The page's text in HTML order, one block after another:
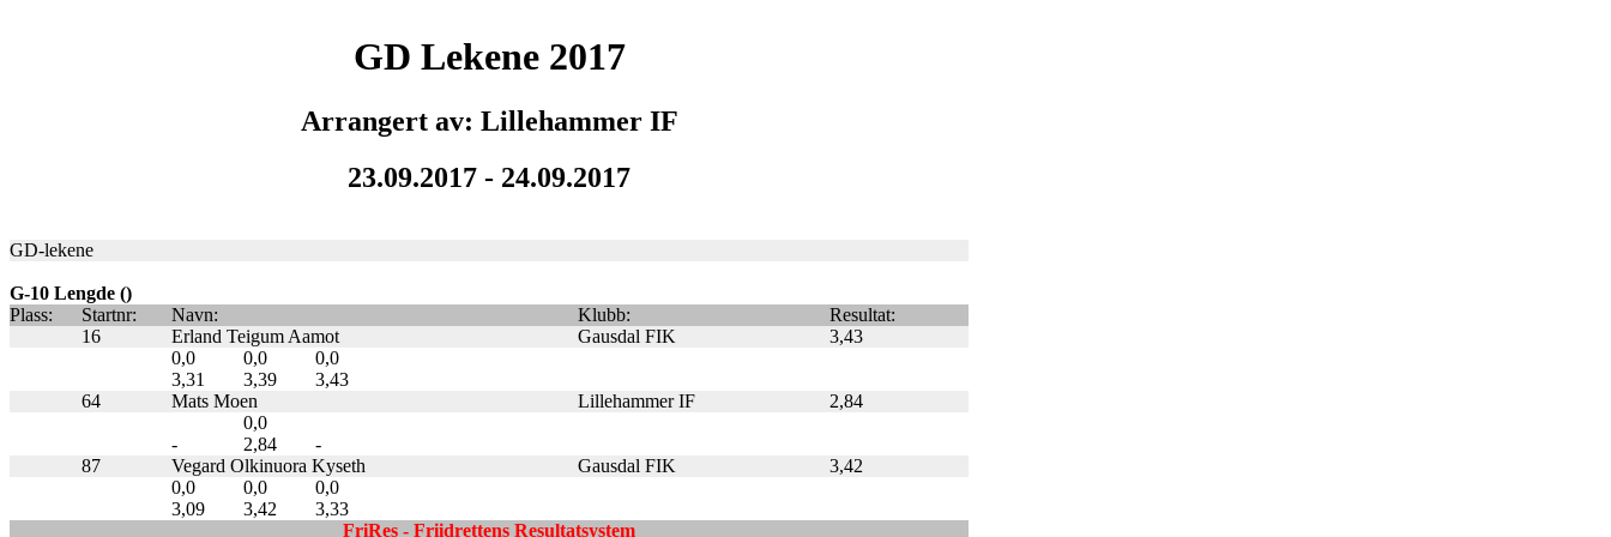
GD Lekene 2017
Arrangert av: Lillehammer IF
23.09.2017 - 24.09.2017
GD-lekene
G-10 Lengde ()
Plass:
Startnr: Navn: Klubb:
Resultat:
16
Erland Teigum Aamot Gausdal FIK
3,43
0,0
0,0
0,0
3,31
3,39
3,43
64
Mats Moen Lillehammer IF
2,84
0,0
-
2,84
-
87
Vegard Olkinuora Kyseth Gausdal FIK
3,42
0,0
0,0
0,0
3,09
3,42
3,33
FriRes - Friidrettens Resultatsystem